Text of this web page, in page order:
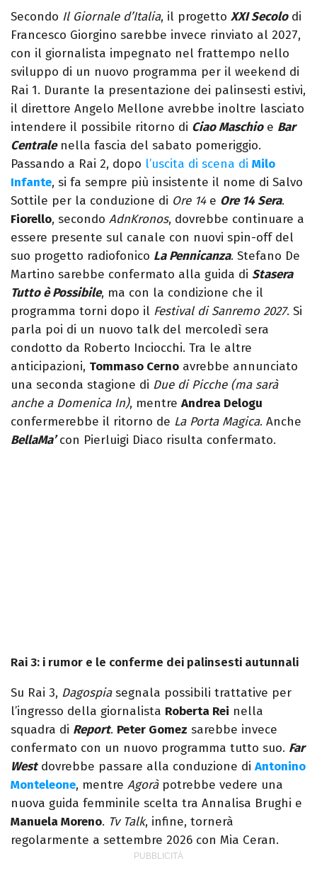
Secondo Il Giornale d’Italia, il progetto XXI Secolodi
Francesco Giorgino sarebbe invece rinviato al 2027,
con il giornalista impegnato nel frattempo nello
sviluppo di un nuovo programma per il weekend di
Rai 1. Durante la presentazione dei palinsesti estivi,
il direttore Angelo Mellone avrebbe inoltre lasciato
intendere il possibile ritorno di Ciao Maschioe Bar
Centralenella fascia del sabato pomeriggio.
Passando a Rai 2, dopo l’uscita di scena di Milo
Infante, si fa sempre più insistente il nome di Salvo
Sottile per la conduzione di Ore 14e Ore 14 Sera.
Fiorello, secondo AdnKronos, dovrebbe continuare a
essere presente sul canale con nuovi spin-off del
suo progetto radiofonico La Pennicanza. Stefano De
Martino sarebbe confermato alla guida di Stasera
Tutto è Possibile, ma con la condizione che il
programma torni dopo il Festival di Sanremo 2027. Si
parla poi di un nuovo talk del mercoledì sera
condotto da Roberto Inciocchi. Tra le altre
anticipazioni, Tommaso Cerno avrebbe annunciato
una seconda stagione di Due di Picche (ma sarà
anche a Domenica In), mentre Andrea Delogu
confermerebbe il ritorno de La Porta Magica. Anche
BellaMa’con Pierluigi Diaco risulta confermato.
Rai 3: i rumor e le conferme dei palinsesti autunnali
Su Rai 3, Dagospiasegnala possibili trattative per
l’ingresso della giornalista Roberta Rei nella
squadra di Report. Peter Gomez sarebbe invece
confermato con un nuovo programma tutto suo. Far
Westdovrebbe passare alla conduzione di Antonino
Monteleone, mentre Agoràpotrebbe vedere una
nuova guida femminile scelta tra Annalisa Brughi e
Manuela Moreno. Tv Talk, infine, tornerà
regolarmente a settembre 2026 con Mia Ceran.